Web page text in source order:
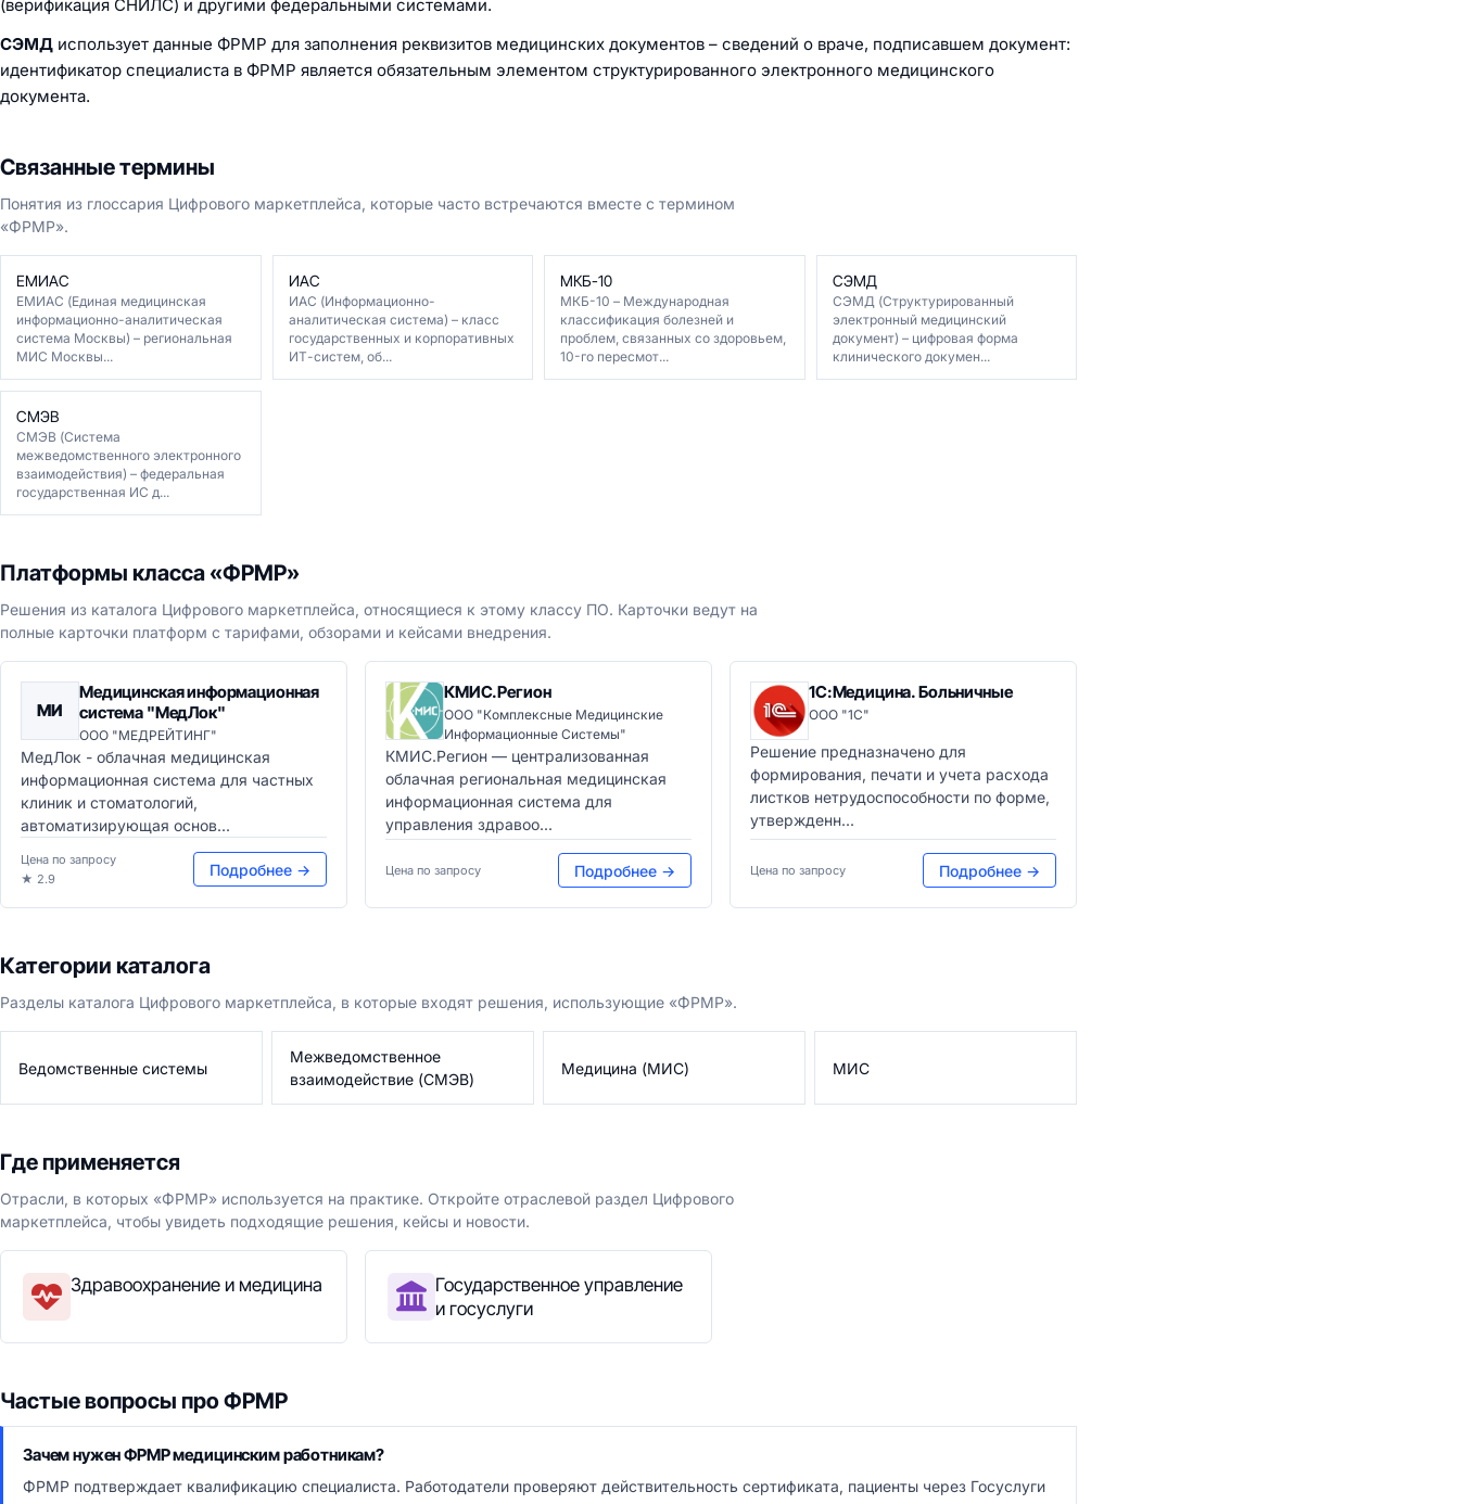
(верификация СНИЛС) и другими федеральными системами.
СЭМД использует данные ФРМР для заполнения реквизитов медицинских документов – сведений о враче, подписавшем документ:
идентификатор специалиста в ФРМР является обязательным элементом структурированного электронного медицинского
документа.
Связанные термины
Понятия из глоссария Цифрового маркетплейса, которые часто встречаются вместе с термином
«ФРМР».
ЕМИАС
ЕМИАС (Единая медицинская
информационно-аналитическая
система Москвы) – региональная
МИС Москвы...
ИАС
ИАС (Информационно-
аналитическая система) – класс
государственных и корпоративных
ИТ-систем, об...
МКБ-10
МКБ-10 – Международная
классификация болезней и
проблем, связанных со здоровьем,
10-го пересмот...
СЭМД
СЭМД (Структурированный
электронный медицинский
документ) – цифровая форма
клинического докумен...
СМЭВ
СМЭВ (Система
межведомственного электронного
взаимодействия) – федеральная
государственная ИС д...
Платформы класса «ФРМР»
Решения из каталога Цифрового маркетплейса, относящиеся к этому классу ПО. Карточки ведут на
полные карточки платформ с тарифами, обзорами и кейсами внедрения.
МИ
Медицинская информационная
система "МедЛок"
ООО "МЕДРЕЙТИНГ"
МедЛок - облачная медицинская
информационная система для частных
клиник и стоматологий,
автоматизирующая основ...
Цена по запросу
★ 2.9
Подробнее →
КМИС.Регион
ООО "Комплексные Медицинские
Информационные Системы"
КМИС.Регион — централизованная
облачная региональная медицинская
информационная система для
управления здравоо...
Цена по запросу Подробнее →
1С:Медицина. Больничные
ООО "1С"
Решение предназначено для
формирования, печати и учета расхода
листков нетрудоспособности по форме,
утвержденн...
Цена по запросу Подробнее →
Категории каталога
Разделы каталога Цифрового маркетплейса, в которые входят решения, использующие «ФРМР».
Ведомственные системы
Межведомственное
взаимодействие (СМЭВ)
Медицина (МИС) МИС
Где применяется
Отрасли, в которых «ФРМР» используется на практике. Откройте отраслевой раздел Цифрового
маркетплейса, чтобы увидеть подходящие решения, кейсы и новости.
Здравоохранение и медицина
Государственное управление
и госуслуги
Частые вопросы про ФРМР
Зачем нужен ФРМР медицинским работникам?
ФРМР подтверждает квалификацию специалиста. Работодатели проверяют действительность сертификата, пациенты через Госуслуги